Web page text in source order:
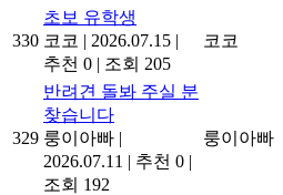
330
초보 유학생
코코 | 2026.07.15 |
추천 0 | 조회 205
코코
329
반려견 돌봐 주실 분
찾습니다
룽이아빠 |
2026.07.11 | 추천 0 |
조회 192
룽이아빠